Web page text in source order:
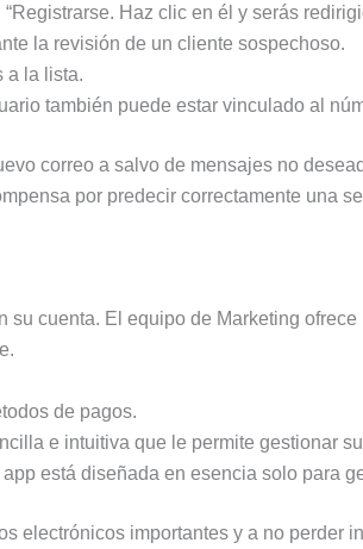
Haz clic en él y serás
la revisión de un cliente sospechoso.
a la lista.
también puede estar vinculado al
correo a salvo de mensajes no
por predecir correctamente una
cuenta. El equipo de Marketing ofrece
de pagos.
e intuitiva que le permite gestionar
está diseñada en esencia solo para
electrónicos importantes y a no perder